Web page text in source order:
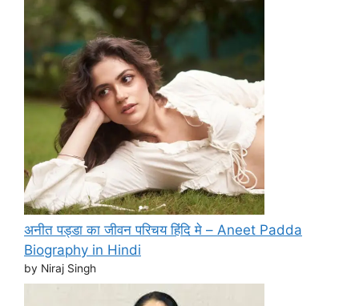
अनीत पड्डा का जीवन परिचय हिंदि मे – Aneet Padda
Biography in Hindi
by Niraj Singh